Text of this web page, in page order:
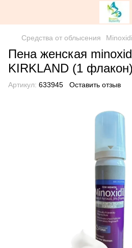
Средства от облысения
Пена женская
KIRKLAND (1 флакон)
Артикул: 633945 Оставить отзыв